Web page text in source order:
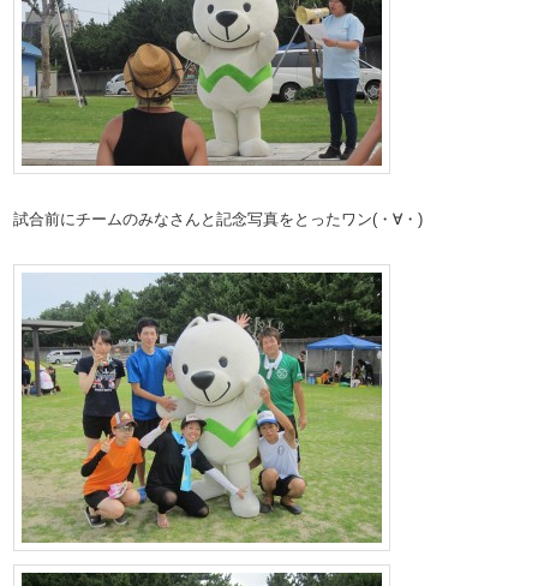
試合前にチームのみなさんと記念写真をとったワン(・∀・)